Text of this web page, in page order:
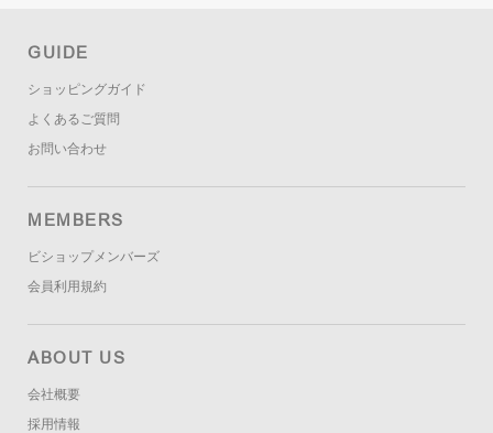
GUIDE
ショッピングガイド
よくあるご質問
お問い合わせ
MEMBERS
ビショップメンバーズ
会員利用規約
ABOUT US
会社概要
採用情報